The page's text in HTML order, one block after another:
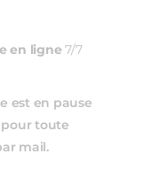
en ligne 7/7
est en pause
pour toute
mail.